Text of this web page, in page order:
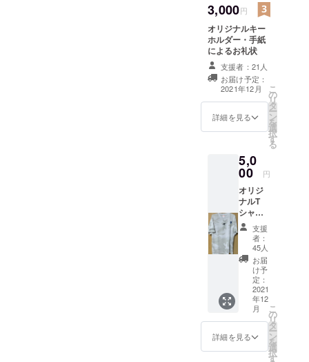
3,000円
オリジナルキー
ホルダー・手紙
によるお礼状
支援者：21人
お届け予定：
2021年12月
詳細を見る
こ
の
リ
タ
ー
ン
を
選
択
す
る
5,0
00 円
オリジ
ナルT
シャ
ツ・手
紙によ
るお礼
状 ご希
望の品
の色・
サイ
ズ・番
号を備
考欄に
ご記載
下さ
支援
者：
45人
お届
け予
定：
2021
年12
月
詳細を見る
こ
の
リ
タ
ー
ン
を
選
択
す